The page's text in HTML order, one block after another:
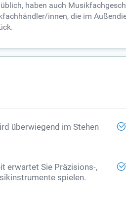
haben auch
innen, die im
überwiegend im Stehen
erwartet Sie Präzisions-,
spielen.